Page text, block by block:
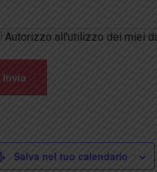
Autorizzo all'utilizzo dei miei
Salva nel tuo calendario